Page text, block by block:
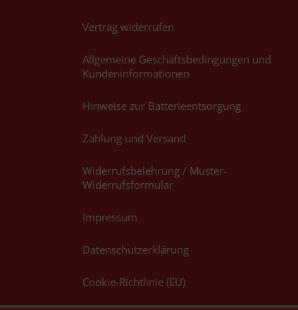
Vertrag widerrufen
Allgemeine Geschäftsbedingungen und
Kundeninformationen
Hinweise zur Batterieentsorgung
Zahlung und Versand
Widerrufsbelehrung / Muster-
Widerrufsformular
Impressum
Datenschutzerklärung
Cookie-Richtlinie (EU)